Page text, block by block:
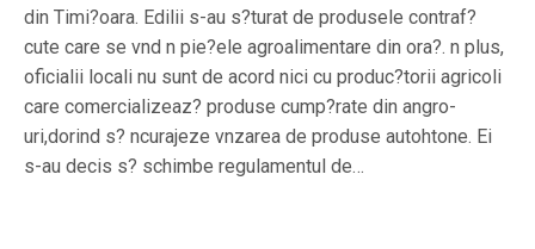
din Timi?oara. Edilii s-au s?turat de produsele contraf?
cute care se vnd n pie?ele agroalimentare din ora?. n plus,
oficialii locali nu sunt de acord nici cu produc?torii agricoli
care comercializeaz? produse cump?rate din angro-
uri,dorind s? ncurajeze vnzarea de produse autohtone. Ei
s-au decis s? schimbe regulamentul de…